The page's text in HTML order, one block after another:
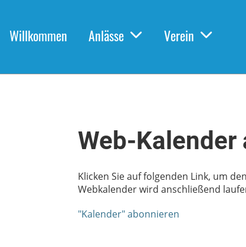
Willkommen Anlässe Verein
Web-Kalender
Klicken Sie auf folgenden Link, um
Webkalender wird anschließend
"Kalender" abonnieren